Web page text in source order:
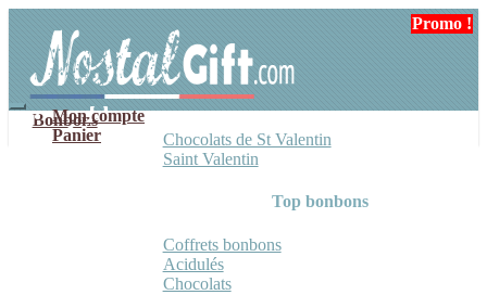
navigation
contenu
Mon compte
Panier
Bonbons
Chocolats de St Valentin
Saint Valentin
Top bonbons
Coffrets bonbons
Acidulés
Chocolats
Promo !
Promo !
Promo !